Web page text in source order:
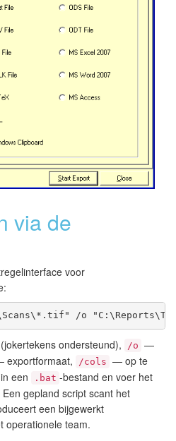
via de
voor
/o
ondersteund), /o —
exportformaat, /cols — op te
een
.bat -bestand en voer het
gepland script scant het
een bijgewerkt
operationele team.